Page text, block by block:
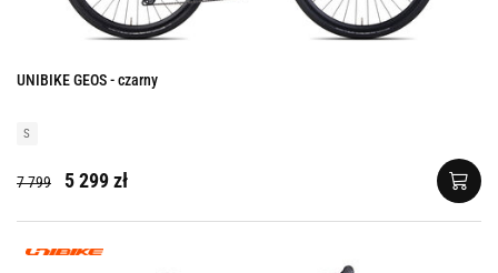
UNIBIKE GEOS - czarny
S
7 799 5 299 zł